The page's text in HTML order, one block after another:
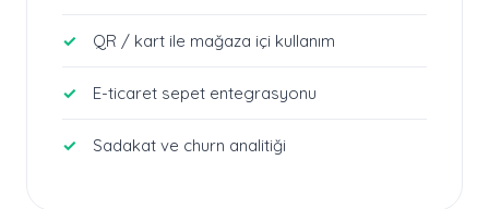
QR / kart ile mağaza içi kullanım
E-ticaret sepet entegrasyonu
Sadakat ve churn analitiği